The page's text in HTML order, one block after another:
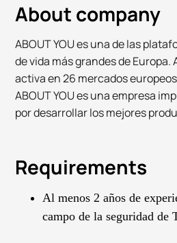
About company
ABOUT YOU es una de las
de vida más grandes de
activa en 26 mercados
ABOUT YOU es una empresa
por desarrollar los mejores
Requirements
Al menos 2 años de
campo de la seguridad de